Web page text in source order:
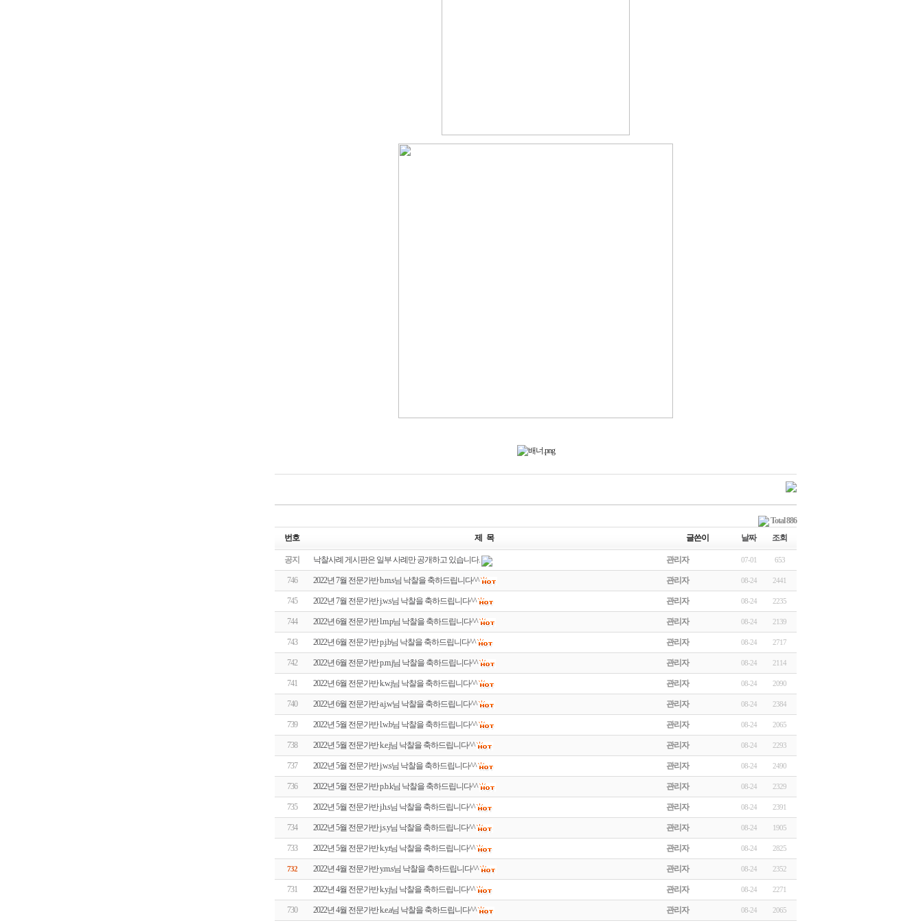
Total 886
번호
제 목 글쓴이 날짜 조회
공지 낙찰사례 게시판은 일부 사례만 공개하고 있습니다. 관리자 07-01 653
746 2022년 7월 전문가반 b.m.s님 낙찰을 축하드립니다^^ 관리자 08-24 2441
745 2022년 7월 전문가반 j.w.s님 낙찰을 축하드립니다^^ 관리자 08-24 2235
744 2022년 6월 전문가반 l.m.p님 낙찰을 축하드립니다^^ 관리자 08-24 2139
743 2022년 6월 전문가반 p.j.b님 낙찰을 축하드립니다^^ 관리자 08-24 2717
742 2022년 6월 전문가반 p.m.j님 낙찰을 축하드립니다^^ 관리자 08-24 2114
741 2022년 6월 전문가반 k.w.j님 낙찰을 축하드립니다^^ 관리자 08-24 2090
740 2022년 6월 전문가반 a.j.w님 낙찰을 축하드립니다^^ 관리자 08-24 2384
739 2022년 5월 전문가반 l.w.b님 낙찰을 축하드립니다^^ 관리자 08-24 2065
738 2022년 5월 전문가반 k.e.j님 낙찰을 축하드립니다^^ 관리자 08-24 2293
737 2022년 5월 전문가반 j.w.s님 낙찰을 축하드립니다^^ 관리자 08-24 2490
736 2022년 5월 전문가반 p.b.k님 낙찰을 축하드립니다^^ 관리자 08-24 2329
735 2022년 5월 전문가반 j.h.s님 낙찰을 축하드립니다^^ 관리자 08-24 2391
734 2022년 5월 전문가반 j.s.y님 낙찰을 축하드립니다^^ 관리자 08-24 1905
733 2022년 5월 전문가반 k.y.t님 낙찰을 축하드립니다^^ 관리자 08-24 2825
732 2022년 4월 전문가반 y.m.s님 낙찰을 축하드립니다^^ 관리자 08-24 2352
731 2022년 4월 전문가반 k.y.j님 낙찰을 축하드립니다^^ 관리자 08-24 2271
730 2022년 4월 전문가반 k.e.a님 낙찰을 축하드립니다^^ 관리자 08-24 2065